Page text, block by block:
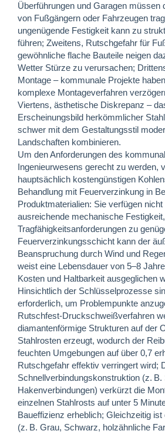
Überführungen und Garagen müssen
von Fußgängern oder Fahrzeugen
ungenügende Festigkeit kann zu
führen; Zweitens, Rutschgefahr für
gewöhnliche flache Bauteile neigen
Wetter Stürze zu verursachen;
Montage – kommunale Projekte
komplexe Montageverfahren
Viertens, ästhetische Diskrepanz –
Erscheinungsbild herkömmlicher
schwer mit dem Gestaltungsstil
Landschaften kombinieren.
Um den Anforderungen des
Ingenieurwesens gerecht zu werden,
hauptsächlich kostengünstigen
Behandlung mit Feuerverzinkung in
Produktmaterialien: Sie verfügen nicht
ausreichende mechanische
Tragfähigkeitsanforderungen zu
Feuerverzinkungsschicht kann der
Beanspruchung durch Wind und
weist eine Lebensdauer von 5–8
Kosten und Haltbarkeit ausgeglichen
Hinsichtlich der Schlüsselprozesse
erforderlich, um Problempunkte
Rutschfest-Druckschweißverfahren
diamantenförmige Strukturen auf der
Stahlrosten erzeugt, wodurch der
feuchten Umgebungen auf über 0,7
Rutschgefahr effektiv verringert wird;
Schnellverbindungskonstruktion (z.
Hakenverbindungen) verkürzt die
einzelnen Stahlrosts auf unter 5
Baueffizienz erheblich; Gleichzeitig
(z. B. Grau, Schwarz, holzähnliche